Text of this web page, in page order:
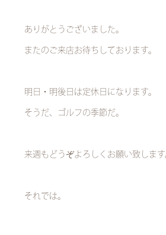
ありがとうございました。
またのご来店お待ちしております。
明日・明後日は定休日になります。
そうだ、ゴルフの季節だ。
来週もどうぞよろしくお願い致します
それでは。